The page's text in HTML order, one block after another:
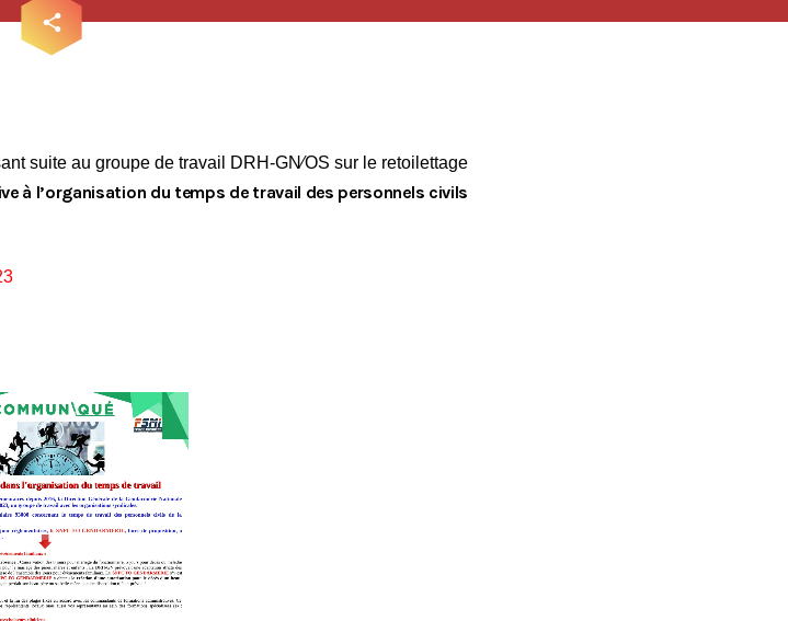
3 juillet 2026
share
email
suite au groupe de travail DRH-GN∕OS sur le retoilettage
à l’organisation du temps de travail des personnels civils